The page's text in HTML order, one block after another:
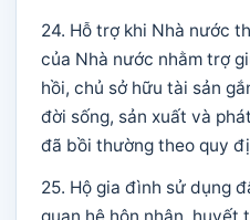
24. Hỗ trợ khi Nhà nước
của Nhà nước nhằm trợ
hồi, chủ sở hữu tài sản
đời sống, sản xuất và
đã bồi thường theo quy
25. Hộ gia đình sử dụng